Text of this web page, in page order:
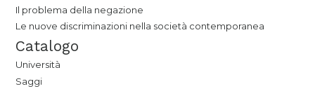
Il problema della negazione
Le nuove discriminazioni nella società contemporanea
Catalogo
Università
Saggi